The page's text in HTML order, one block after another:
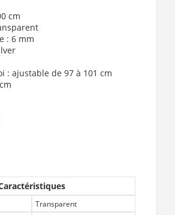
cm
: 6 mm
: ajustable de 97 à 101 cm
Transparent